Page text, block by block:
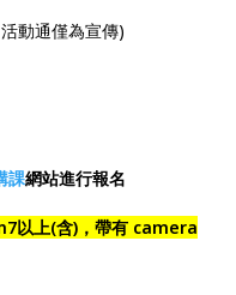
動通僅為宣傳)
課網站進行報名
以上(含)，帶有 camera